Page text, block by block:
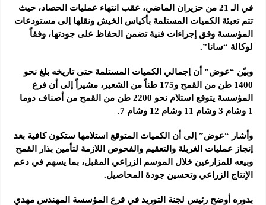
في الـ 21 من حزيران الماضي، عقب انتهاء عمليات الحصاد، حيث
تتم تعبئة الكميات المستلمة بأكياس الخيش ونقلها إلى مستودعات
المؤسسة وفق إجراءات فنية تضمن الحفاظ على جودتها، وفقاً
لوكالة “سانا”.
وبيّن “عوض” أن إجمالي الكميات المستلمة حتى تاريخه بلغ نحو
1400 طن من القمح و175 طناً من الشعير، مشيراً إلى أن فرع
المؤسسة يتوقع استلام نحو 2200 طن من القمح من أصناف دوما
1 وشام 3 وشام 11 وشام 12 وشام 7.
وأشار “عوض” إلى أن الكميات المتوقع استلامها ستكون كافية بعد
إنجاز عمليات الغربلة والتعقيم والفحوص اللازمة لتأمين بذار القمح
وبيعه للمزارعين خلال الموسم الزراعي المقبل، بما يسهم في دعم
الإنتاج الزراعي وتحسين جودة المحاصيل.
بدوره أوضح رئيس لجنة التوريد في فرع المؤسسة المهندس مهدي